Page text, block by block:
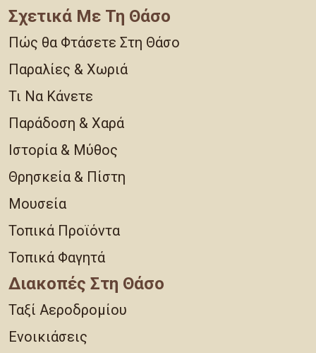
Σχετικά Με Τη Θάσο
Πώς θα Φτάσετε Στη Θάσο
Παραλίες & Χωριά
Τι Να Κάνετε
Παράδοση & Χαρά
Ιστορία & Μύθος
Θρησκεία & Πίστη
Μουσεία
Τοπικά Προϊόντα
Τοπικά Φαγητά
Διακοπές Στη Θάσο
Ταξί Αεροδρομίου
Ενοικιάσεις